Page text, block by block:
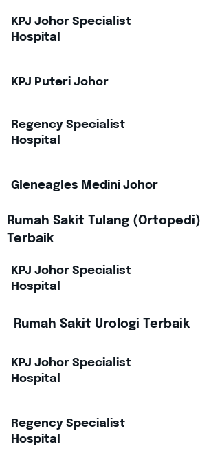
KPJ Johor Specialist
Hospital
KPJ Puteri Johor
Regency Specialist
Hospital
Gleneagles Medini Johor
Rumah Sakit Tulang (Ortopedi)
Terbaik
KPJ Johor Specialist
Hospital
Rumah Sakit Urologi Terbaik
KPJ Johor Specialist
Hospital
Regency Specialist
Hospital